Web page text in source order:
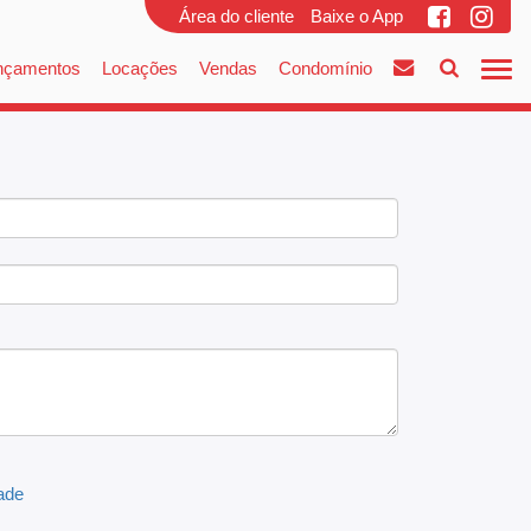
Área do cliente Baixe o App
Locações Vendas Condomínio